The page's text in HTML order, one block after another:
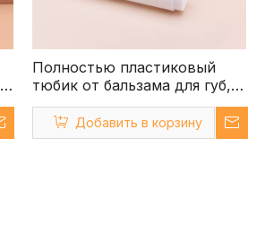
Полностью пластиковый
тюбик от бальзама для губ,
пустой контейнер,
полностью пластиковый
белый тюбик от бальзама
Добавить в корзину